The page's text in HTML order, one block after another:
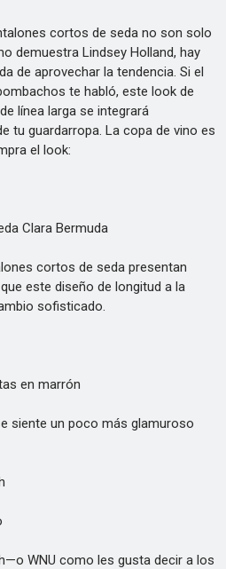
cortos de seda no son solo
demuestra Lindsey Holland, hay
de aprovechar la tendencia. Si el
te habló, este look de
línea larga se integrará
tu guardarropa. La copa de vino es
el look:
Clara Bermuda
cortos de seda presentan
este diseño de longitud a la
sofisticado.
en marrón
un poco más glamuroso
WNU como les gusta decir a los